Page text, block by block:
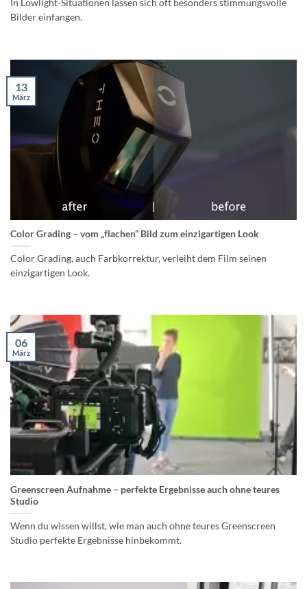
In Lowlight-Situationen lassen sich oft besonders stimmungsvolle
Bilder einfangen.
Color Grading – vom „flachen“ Bild zum einzigartigen Look
Color Grading, auch Farbkorrektur, verleiht dem Film seinen
einzigartigen Look.
13
März
Greenscreen Aufnahme – perfekte Ergebnisse auch ohne teures
Studio
Wenn du wissen willst, wie man auch ohne teures Greenscreen
Studio perfekte Ergebnisse hinbekommt.
06
März